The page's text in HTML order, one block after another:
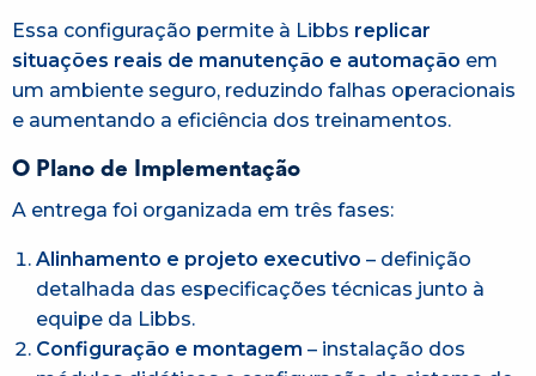
Essa configuração permite à Libbs replicar
situações reais de manutenção e automação em
um ambiente seguro, reduzindo falhas operacionais
e aumentando a eficiência dos treinamentos.
O Plano de Implementação
A entrega foi organizada em três fases:
Alinhamento e projeto executivo – definição
detalhada das especificações técnicas junto à
equipe da Libbs.
Configuração e montagem – instalação dos